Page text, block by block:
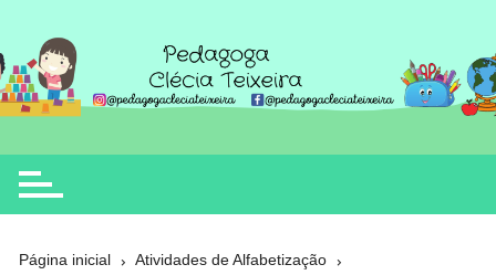
o
conteúdo
Clécia Teixeira
educação
Página inicial Atividades de Alfabetização